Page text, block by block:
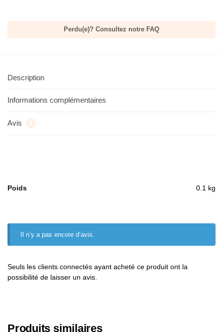
Perdu(e)? Consultez notre FAQ
Description
Informations complémentaires
Avis 0
Poids 0.1 kg
Il n’y a pas encore d’avis.
Seuls les clients connectés ayant acheté ce produit ont la
possibilité de laisser un avis.
Produits similaires